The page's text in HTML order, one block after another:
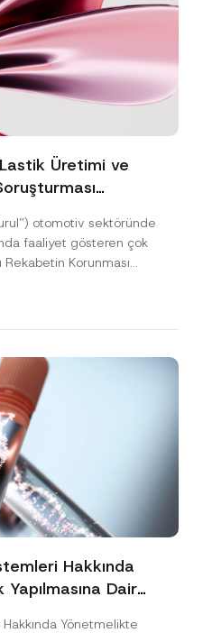
Üretimi ve
otomotiv sektöründe
faaliyet gösteren çok
Rekabetin Korunması
Hakkında
Dair
Yönetmelikte